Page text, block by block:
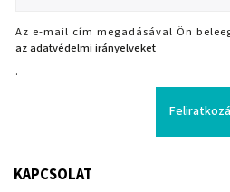
Az e-mail cím megadásával Ön
az adatvédelmi irányelveket
.
KAPCSOLAT